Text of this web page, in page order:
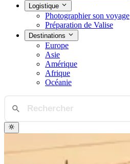
Logistique
Photographier son voyage
Préparation de Valise
Destinations
Europe
Asie
Amérique
Afrique
Océanie